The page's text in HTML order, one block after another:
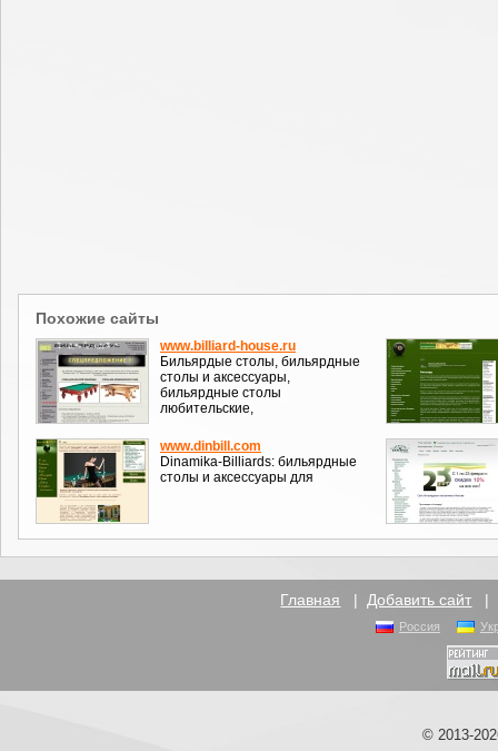
Похожие сайты
www.billiard-house.ru
Бильярдые столы, бильярдные
столы и аксессуары,
бильярдные столы
любительские,
www.dinbill.com
Dinamika-Billiards: бильярдные
столы и аксессуары для
Главная | Добавить сайт |
Россия
© 2013-